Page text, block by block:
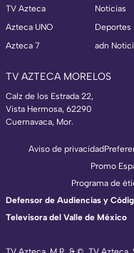
TV Azteca
Azteca UNO
Azteca 7
Noticias
Deportes
adn
TV AZTECA MORELOS
Calz de los Estrada 22,
Vista Hermosa, 62290
Cuernavaca, Mor.
Aviso de privacidad
Promo
Programa de
Defensor de Audiencias y
Televisora del Valle de México